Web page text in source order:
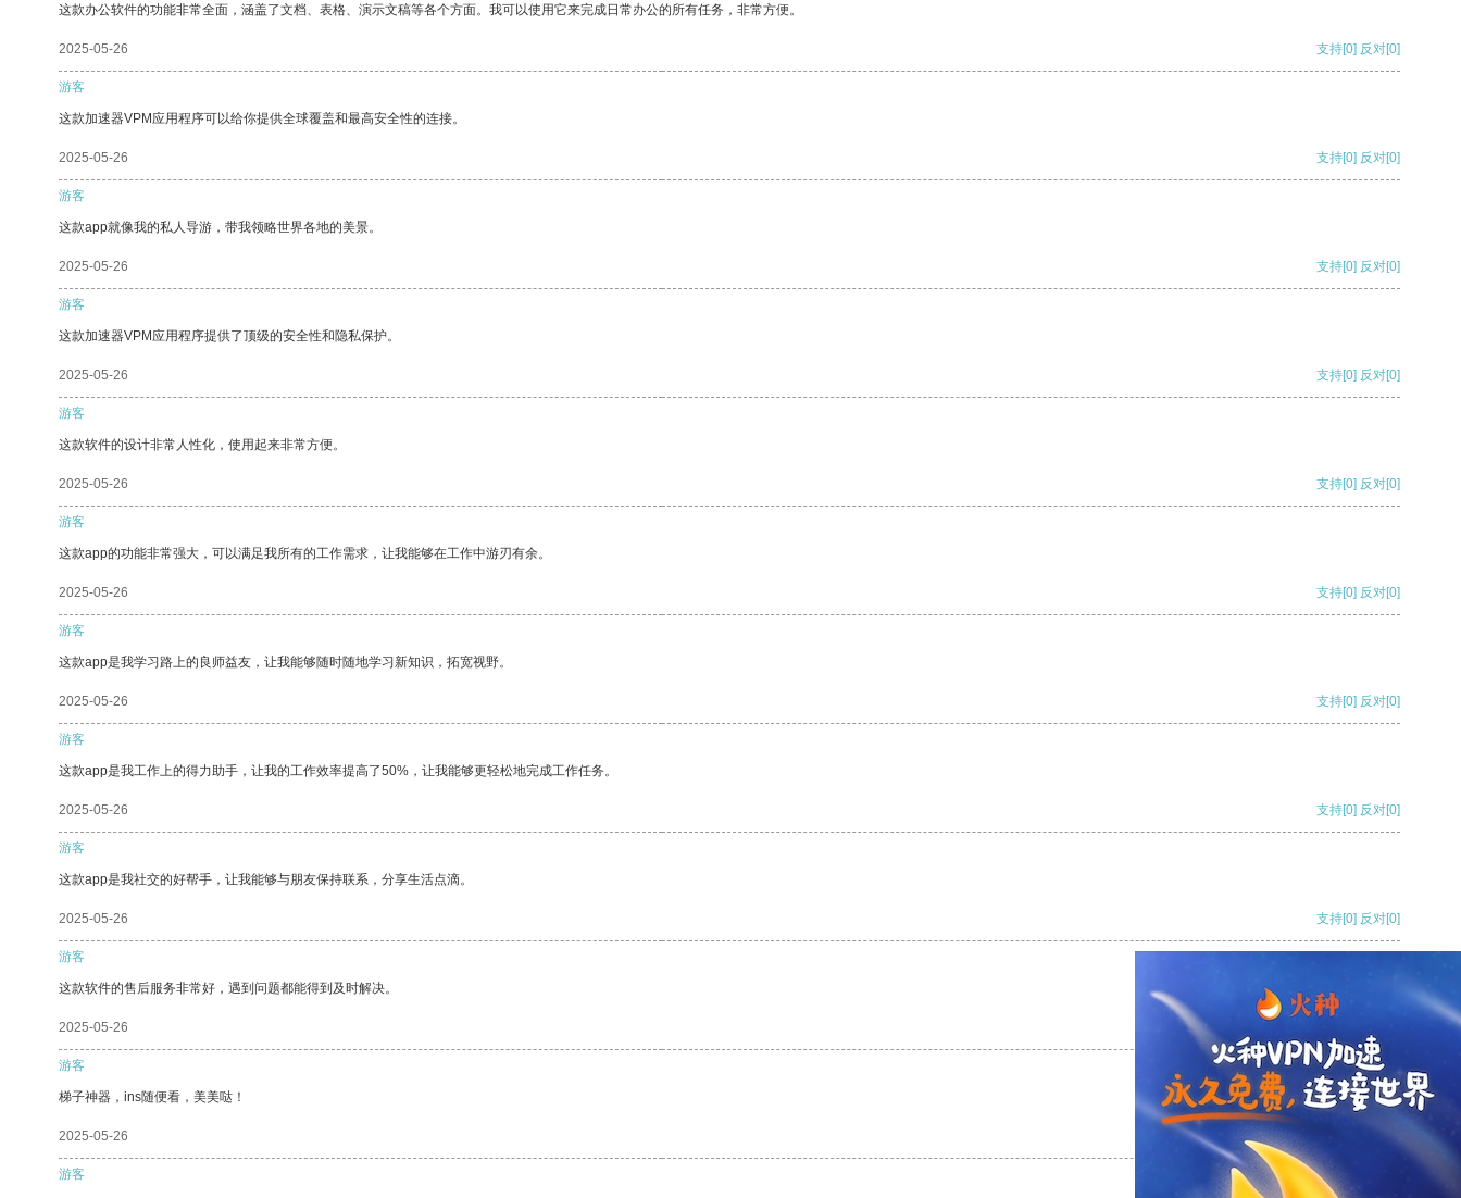
这款办公软件的功能非常全面，涵盖了文档、表格、演示文稿等各个方面。我可以使用它来完成日常办公的所有任务，非常方便。
2025-05-26 支持[0] 反对[0]
游客
这款加速器VPM应用程序可以给你提供全球覆盖和最高安全性的连接。
2025-05-26 支持[0] 反对[0]
游客
这款app就像我的私人导游，带我领略世界各地的美景。
2025-05-26 支持[0] 反对[0]
游客
这款加速器VPM应用程序提供了顶级的安全性和隐私保护。
2025-05-26 支持[0] 反对[0]
游客
这款软件的设计非常人性化，使用起来非常方便。
2025-05-26 支持[0] 反对[0]
游客
这款app的功能非常强大，可以满足我所有的工作需求，让我能够在工作中游刃有余。
2025-05-26 支持[0] 反对[0]
游客
这款app是我学习路上的良师益友，让我能够随时随地学习新知识，拓宽视野。
2025-05-26 支持[0] 反对[0]
游客
这款app是我工作上的得力助手，让我的工作效率提高了50%，让我能够更轻松地完成工作任务。
2025-05-26 支持[0] 反对[0]
游客
这款app是我社交的好帮手，让我能够与朋友保持联系，分享生活点滴。
2025-05-26 支持[0] 反对[0]
游客
这款软件的售后服务非常好，遇到问题都能得到及时解决。
2025-05-26
游客
梯子神器，ins随便看，美美哒！
2025-05-26 反对
游客